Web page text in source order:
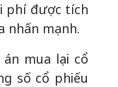
phí được tích
nhấn mạnh.
mua lại cổ
số cổ phiếu